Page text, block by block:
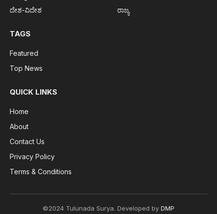
ದೇಶ-ವಿದೇಶ
ರಾಜ್ಯ
TAGS
Featured
Top News
QUICK LINKS
Home
About
Contact Us
Privacy Policy
Terms & Conditions
©2024 Tulunada Surya. Developed by DMP